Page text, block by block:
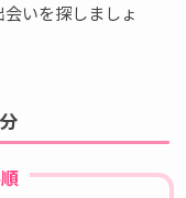
いを探しましょ